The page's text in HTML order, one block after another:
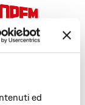
ed